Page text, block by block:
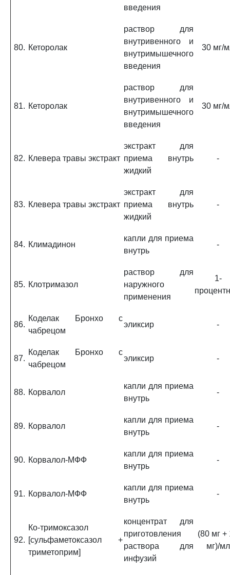
введения
80. Кеторолак
раствор для
внутривенного и
внутримышечного
введения
30 мг/
81. Кеторолак
раствор для
внутривенного и
внутримышечного
введения
30 мг/
82. Клевера травы экстракт
экстракт для
приема внутрь
жидкий
-
83. Клевера травы экстракт
экстракт для
приема внутрь
жидкий
-
84. Климадинон
капли для приема
внутрь
-
85. Клотримазол
раствор для
наружного
применения
1-
86.
Коделак Бронхо с
чабрецом
эликсир -
87.
Коделак Бронхо с
чабрецом
эликсир -
88. Корвалол
капли для приема
внутрь
-
89. Корвалол
капли для приема
внутрь
-
90. Корвалол-МФФ
капли для приема
внутрь
-
91. Корвалол-МФФ
капли для приема
внутрь
-
92.
Ко-тримоксазол
[сульфаметоксазол +
триметоприм]
концентрат для
приготовления
раствора для
инфузий
(80 мг +
мг)/мл